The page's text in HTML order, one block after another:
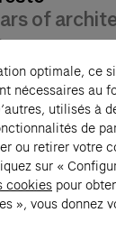
of
Danemark
and
talk
Gallery talk
optimale, ce
nécessaires au
utilisés à
de
ou retirer votre
sur «
cookies pour
», vous donnez